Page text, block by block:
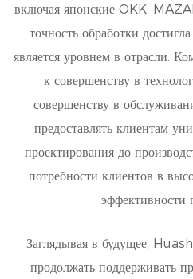
включая японские OKK,
точность обработки
является уровнем в отрасли.
к совершенству в
совершенству в
предоставлять клиентам
проектирования до
потребности клиентов в
эффективности
Заглядывая в будущее,
продолжать поддерживать